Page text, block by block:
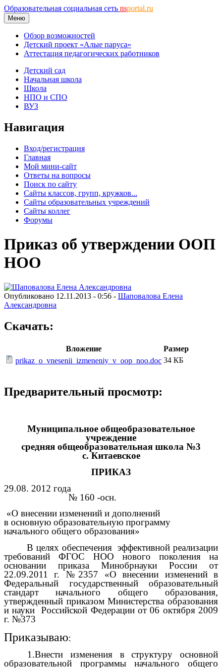
Образовательная социальная сеть nsportal.ru
Меню
Обзор возможностей
Детский проект «Алые паруса»
Аттестация педагогических работников
Детский сад
Начальная школа
Школа
НПО и СПО
ВУЗ
Навигация
Вход/регистрация
Главная
Мой мини-сайт
Ответы на вопросы
Поиск по сайту
Сайты классов, групп, кружков...
Сайты образовательных учреждений
Сайты коллег
Форумы
Приказ об утверждении ООП
НОО
Опубликовано 12.11.2013 - 0:56 - Шаповалова Елена
Александровна
Скачать:
Вложение
Размер
prikaz_o_vnesenii_izmeneniy_v_oop_noo.doc 34 КБ
Предварительный просмотр:
Муниципальное общеобразовательное
учреждение
средняя общеобразовательная школа №3
с. Китаевcкое
ПРИКАЗ
29.08. 2012 года
№ 160 -осн.
«О внесении изменений и дополнений
в основную образовательную программу
начального общего образования»
В целях обеспечения эффективной реализации
требований ФГОС НОО нового поколения на
основании приказа Минобрнауки России от
22.09.2011 г. №2357 «О внесении изменений в
Федеральный государственный образовательный
стандарт начального общего образования,
утвержденный приказом Министерства образования
и науки Российской Федерации от 06 октября 2009
г. №373
Приказываю:
1.Внести изменения в структуру основной
образовательной программы начального общего